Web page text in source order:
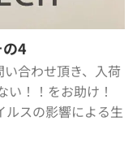
4
合わせ頂き、入荷
い！！をお助け！
スの影響による生